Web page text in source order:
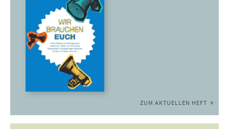
ZUM AKTUELLEN HEFT